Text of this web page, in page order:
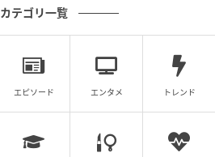
カテゴリ一覧
エピソード エンタメ トレンド